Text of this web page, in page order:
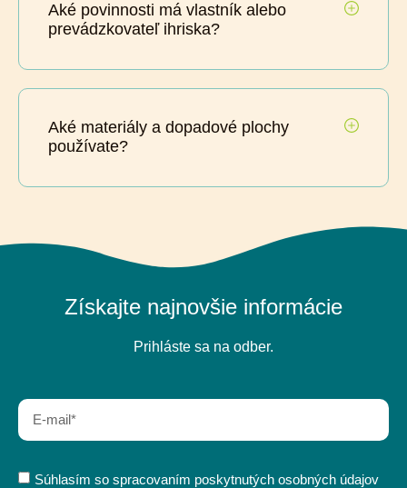
Aké povinnosti má vlastník alebo
prevádzkovateľ ihriska?
Aké materiály a dopadové plochy
používate?
Získajte najnovšie informácie
Prihláste sa na odber.
Súhlasím so spracovaním poskytnutých osobných údajov